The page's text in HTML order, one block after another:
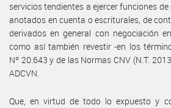
servicios tendientes a ejercer funciones
anotados en cuenta o escriturales, de
derivados en general con negociación
como así también revestir -en los
Nº 20.643 y de las Normas CNV (N.T.
ADCVN.
Que, en virtud de todo lo expuesto y